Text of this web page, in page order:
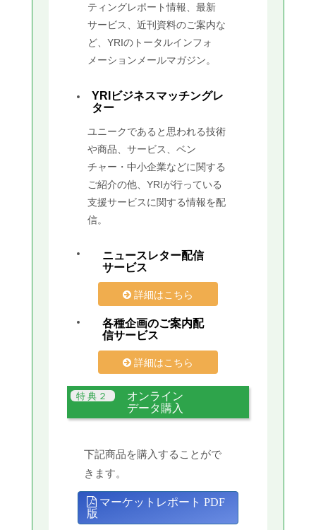
ティングレポート情報、最新
サービス、近刊資料のご案内な
ど、YRIのトータルインフォ
メーションメールマガジン。
YRIビジネスマッチングレ
ター
ユニークであると思われる技術
や商品、サービス、ベン
チャー・中小企業などに関する
ご紹介の他、YRIが行っている
支援サービスに関する情報を配
信。
ニュースレター配信
サービス
詳細はこちら
各種企画のご案内配
信サービス
詳細はこちら
オンライン
データ購入
下記商品を購入することがで
きます。
マーケットレポート PDF
版